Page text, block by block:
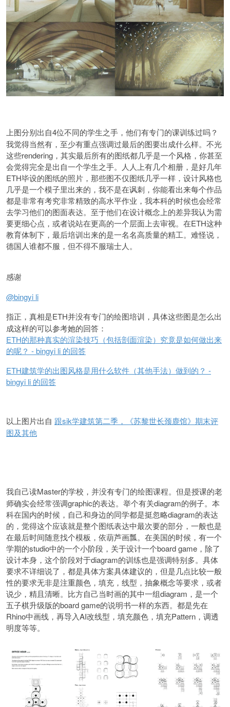
上图分别出自4位不同的学生之手，他们有专门的课训练过吗？
我觉得当然有，至少有重点强调过最后的图要出成什么样。不光
这些rendering，其实最后所有的图纸都几乎是一个风格，你甚至
会觉得完全是出自一个学生之手。人人上有几个相册，是好几年
ETH毕设的图纸的照片，那些图不仅图纸几乎一样，设计风格也
几乎是一个模子里出来的，我不是在讽刺，你能看出来每个作品
都是非常有考究非常精致的高水平作业，我本科的时候也会经常
去学习他们的图面表达。至于他们在设计概念上的差异我认为需
要更细心点，或者说站在更高的一个层面上去审视。在ETH这种
教育体制下，最后培训出来的是一名名高质量的精工。难怪说，
德国人谁都不服，但不得不服瑞士人。
感谢
@bingyi li
指正，真相是ETH并没有专门的绘图培训，具体这些图是怎么出
成这样的可以参考她的回答：
ETH的那种真实的渲染技巧（包括剖面渲染）究竟是如何做出来
的呢？ - bingyi li 的回答
ETH建筑学的出图风格是用什么软件（其他手法）做到的？ -
bingyi li 的回答
以上图片出自 跟sik学建筑第二季，《苏黎世长颈鹿馆》期末评
图及其他
我自己读Master的学校，并没有专门的绘图课程。但是授课的老
师确实会经常强调graphic的表达。举个有关diagram的例子。本
科在国内的时候，自己和身边的同学都是挺忽略diagram的表达
的，觉得这个应该就是整个图纸表达中最次要的部分，一般也是
在最后时间随意找个模板，依葫芦画瓢。在美国的时候，有一个
学期的studio中的一个小阶段，关于设计一个board game，除了
设计本身，这个阶段对于diagram的训练也是强调特别多。具体
要求不详细说了，都是具体方案具体建议的，但是几点比较一般
性的要求无非是注重颜色，填充，线型，抽象概念等要求，或者
说少，精且清晰。比方自己当时画的其中一组diagram，是一个
五子棋升级版的board game的说明书一样的东西。都是先在
Rhino中画线，再导入AI改线型，填充颜色，填充Pattern，调透
明度等等。